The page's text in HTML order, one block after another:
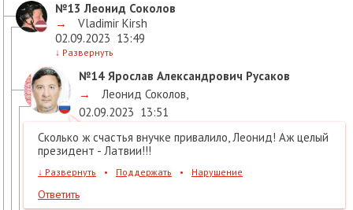
№13 Леонид Соколов
→
Vladimir Kirsh
02.09.2023 13:49
↓ Развернуть
№14 Ярослав Александрович Русаков
→
Леонид Соколов,
02.09.2023 13:51
Сколько ж счастья внучке привалило, Леонид! Аж целый
президент - Латвии!!!
↓ Развернуть • Поддержать • Нарушение
Ответить